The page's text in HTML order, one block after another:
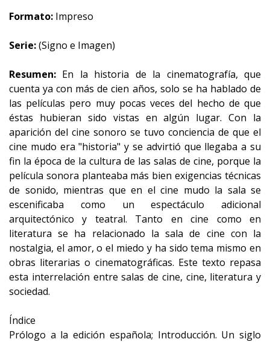
Formato: Impreso
Serie:(Signo e Imagen)
Resumen: En la historia de la cinematografía, que
cuenta ya con más de cien años, solo se ha hablado de
las películas pero muy pocas veces del hecho de que
éstas hubieran sido vistas en algún lugar. Con la
aparición del cine sonoro se tuvo conciencia de que el
cine mudo era "historia" y se advirtió que llegaba a su
fin la época de la cultura de las salas de cine, porque la
película sonora planteaba más bien exigencias técnicas
de sonido, mientras que en el cine mudo la sala se
escenificaba como un espectáculo adicional
arquitectónico y teatral. Tanto en cine como en
literatura se ha relacionado la sala de cine con la
nostalgia, el amor, o el miedo y ha sido tema mismo en
obras literarias o cinematográficas. Este texto repasa
esta interrelación entre salas de cine, cine, literatura y
sociedad.
Índice
Prólogo a la edición española; Introducción. Un siglo